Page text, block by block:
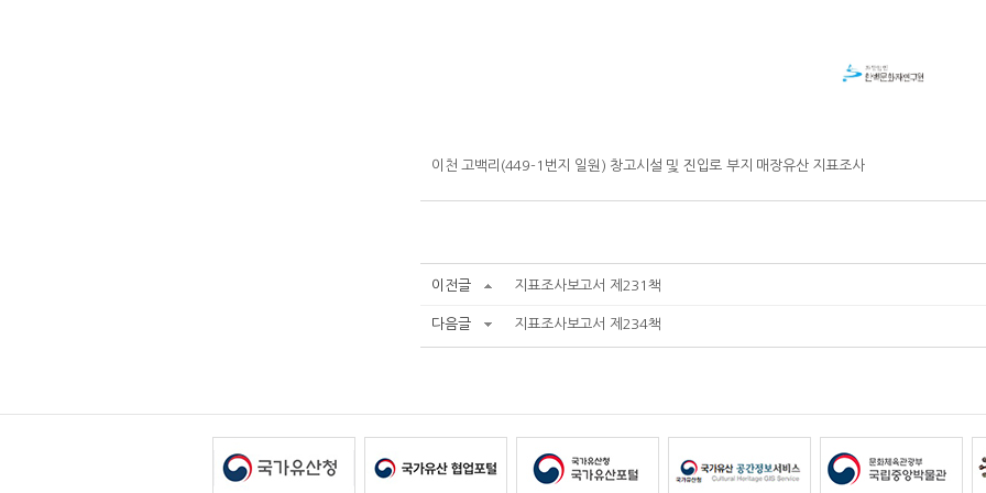
이천 고백리(449-1번지 일원) 창고시설 및 진입로 부지 매장유산 지표조사
이전글 지표조사보고서 제231책
다음글 지표조사보고서 제234책